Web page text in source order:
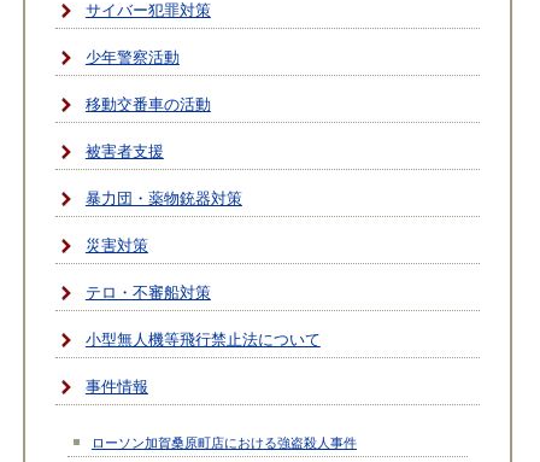
サイバー犯罪対策
少年警察活動
移動交番車の活動
被害者支援
暴力団・薬物銃器対策
災害対策
テロ・不審船対策
小型無人機等飛行禁止法について
事件情報
ローソン加賀桑原町店における強盗殺人事件